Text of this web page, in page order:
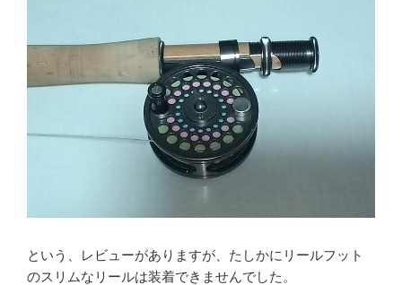
という、レビューがありますが、たしかにリールフット
のスリムなリールは装着できませんでした。